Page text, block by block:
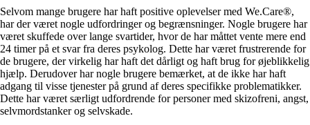
Selvom mange brugere har haft positive oplevelser med We.Care®,
har der været nogle udfordringer og begrænsninger. Nogle brugere har
været skuffede over lange svartider, hvor de har måttet vente mere end
24 timer på et svar fra deres psykolog. Dette har været frustrerende for
de brugere, der virkelig har haft det dårligt og haft brug for øjeblikkelig
hjælp. Derudover har nogle brugere bemærket, at de ikke har haft
adgang til visse tjenester på grund af deres specifikke problematikker.
Dette har været særligt udfordrende for personer med skizofreni, angst,
selvmordstanker og selvskade.